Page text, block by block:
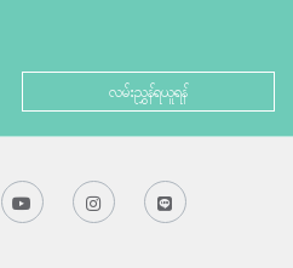
လမ်းညွှန်ရယူရန်